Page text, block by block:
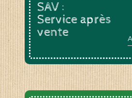
SAV :
Service après
vente